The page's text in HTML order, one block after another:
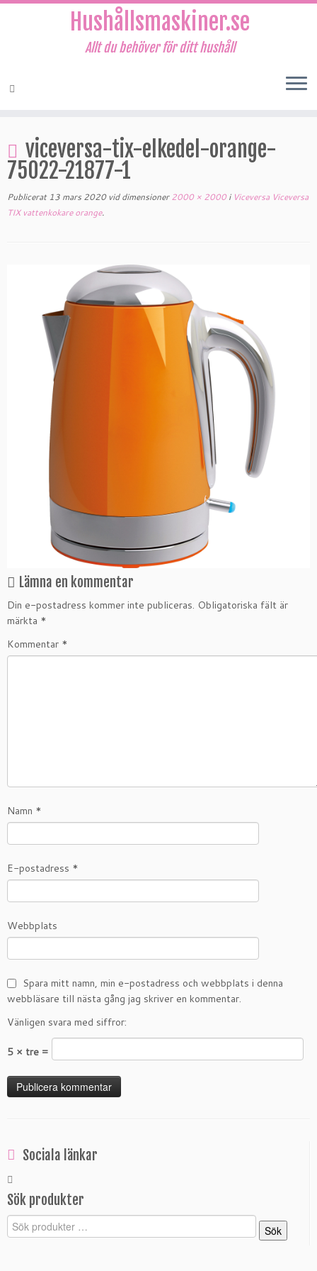
innehåll
Hushållsmaskiner.se
Allt du behöver för ditt hushåll
viceversa-tix-elkedel-orange-
75022-21877-1
Publicerat 13 mars 2020vid dimensioner2000 × 2000iViceversa Viceversa
TIX vattenkokare orange.
Lämna en kommentar
Din e-postadress kommer inte publiceras. Obligatoriska fält är
märkta *
Kommentar *
Namn *
E-postadress *
Webbplats
Spara mitt namn, min e-postadress och webbplats i denna
webbläsare till nästa gång jag skriver en kommentar.
Vänligen svara med siffror:
5 × tre =
Sociala länkar
Sök produkter
Sök
efter:
Sök